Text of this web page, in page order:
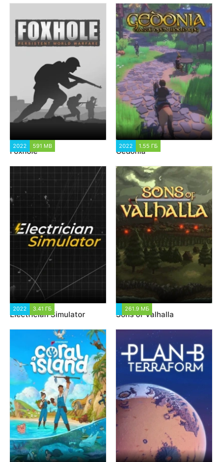
2022 591 MB
Foxhole
2022 1.55 ГБ
Gedonia
2022 3.41 ГБ
Electrician Simulator
261.9 МБ
Sons of Valhalla